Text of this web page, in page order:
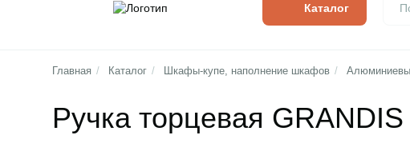
Каталог
Главная / Каталог / Шкафы-купе, наполнение шкафов /
Ручка торцевая